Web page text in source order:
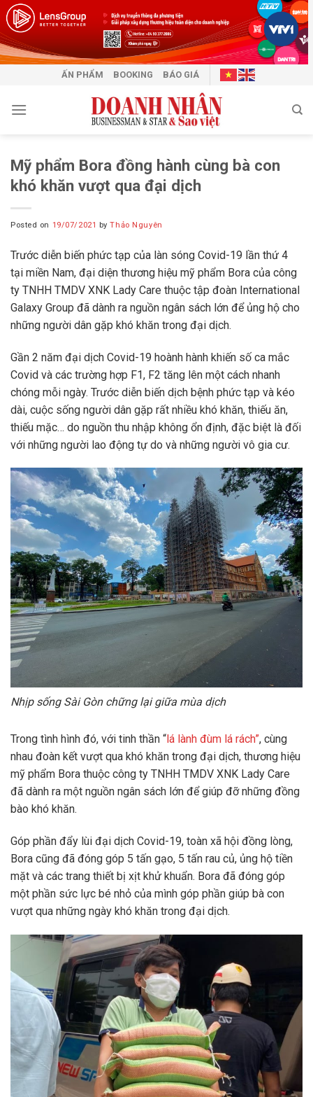
Skip
to
content
ẤN PHẨM BOOKING BÁO GIÁ
Mỹ phẩm Bora đồng hành cùng bà con
khó khăn vượt qua đại dịch
Posted on 19/07/2021 byThảo Nguyên
Trước diễn biến phức tạp của làn sóng Covid-19 lần thứ 4
tại miền Nam, đại diện thương hiệu mỹ phẩm Bora của công
ty TNHH TMDV XNK Lady Care thuộc tập đoàn International
Galaxy Group đã dành ra nguồn ngân sách lớn để ủng hộ cho
những người dân gặp khó khăn trong đại dịch.
Gần 2 năm đại dịch Covid-19 hoành hành khiến số ca mắc
Covid và các trường hợp F1, F2 tăng lên một cách nhanh
chóng mỗi ngày. Trước diễn biến dịch bệnh phức tạp và kéo
dài, cuộc sống người dân gặp rất nhiều khó khăn, thiếu ăn,
thiếu mặc… do nguồn thu nhập không ổn định, đặc biệt là đối
với những người lao động tự do và những người vô gia cư.
Nhịp sống Sài Gòn chững lại giữa mùa dịch
Trong tình hình đó, với tinh thần “ lá lành đùm lá rách”, cùng
nhau đoàn kết vượt qua khó khăn trong đại dịch, thương hiệu
mỹ phẩm Bora thuộc công ty TNHH TMDV XNK Lady Care
đã dành ra một nguồn ngân sách lớn để giúp đỡ những đồng
bào khó khăn.
Góp phần đẩy lùi đại dịch Covid-19, toàn xã hội đồng lòng,
Bora cũng đã đóng góp 5 tấn gạo, 5 tấn rau củ, ủng hộ tiền
mặt và các trang thiết bị xịt khử khuẩn. Bora đã đóng góp
một phần sức lực bé nhỏ của mình góp phần giúp bà con
vượt qua những ngày khó khăn trong đại dịch.